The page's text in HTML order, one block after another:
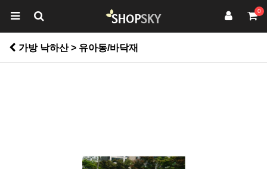
0
가방 낙하산 > 유아동/바닥재